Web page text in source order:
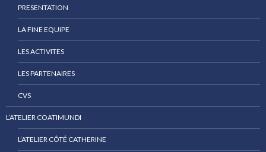
PRESENTATION
LA FINE EQUIPE
LES ACTIVITES
LES PARTENAIRES
CVS
L’ATELIER COATIMUNDI
L’ATELIER CÔTÉ CATHERINE